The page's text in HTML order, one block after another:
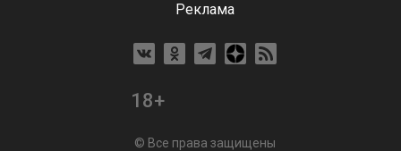
Реклама
18+
© Все права защищены